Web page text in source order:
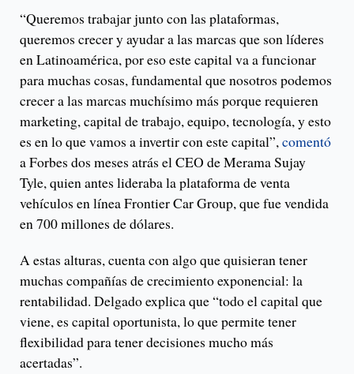
“Queremos trabajar junto con las plataformas,
queremos crecer y ayudar a las marcas que son líderes
en Latinoamérica, por eso este capital va a funcionar
para muchas cosas, fundamental que nosotros podemos
crecer a las marcas muchísimo más porque requieren
marketing, capital de trabajo, equipo, tecnología, y esto
es en lo que vamos a invertir con este capital”,comentó
a Forbes dos meses atrás el CEO de Merama Sujay
Tyle, quien antes lideraba la plataforma de venta
vehículos en línea Frontier Car Group, que fue vendida
en 700 millones de dólares.
A estas alturas, cuenta con algo que quisieran tener
muchas compañías de crecimiento exponencial: la
rentabilidad. Delgado explica que “todo el capital que
viene, es capital oportunista, lo que permite tener
flexibilidad para tener decisiones mucho más
acertadas”.